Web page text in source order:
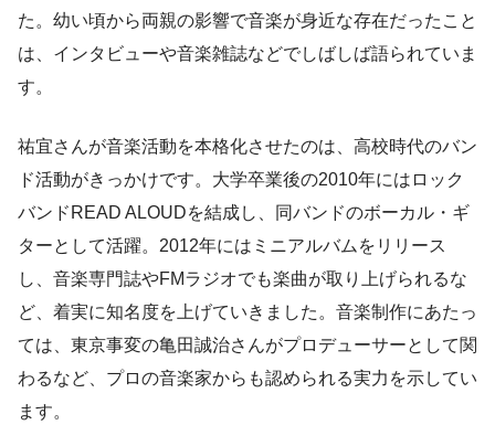
た。幼い頃から両親の影響で音楽が身近な存在だったこと
は、インタビューや音楽雑誌などでしばしば語られていま
す。
祐宜さんが音楽活動を本格化させたのは、高校時代のバン
ド活動がきっかけです。大学卒業後の2010年にはロック
バンドREAD ALOUDを結成し、同バンドのボーカル・ギ
ターとして活躍。2012年にはミニアルバムをリリース
し、音楽専門誌やFMラジオでも楽曲が取り上げられるな
ど、着実に知名度を上げていきました。音楽制作にあたっ
ては、東京事変の亀田誠治さんがプロデューサーとして関
わるなど、プロの音楽家からも認められる実力を示してい
ます。